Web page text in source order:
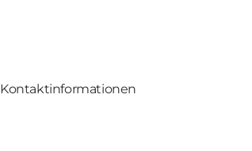
Kontaktinformationen